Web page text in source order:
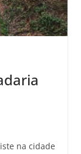
na cidade